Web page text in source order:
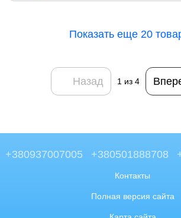
Показать еще 20
Назад 1 из 4
+380937007005 +380501888708
Контакты
Полная версия сайта